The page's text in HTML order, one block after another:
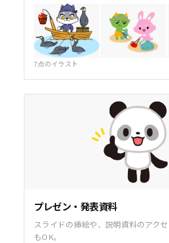
7点のイラスト
プレゼン・発表資料
スライドの挿絵や、説明資料のアク
もOK。